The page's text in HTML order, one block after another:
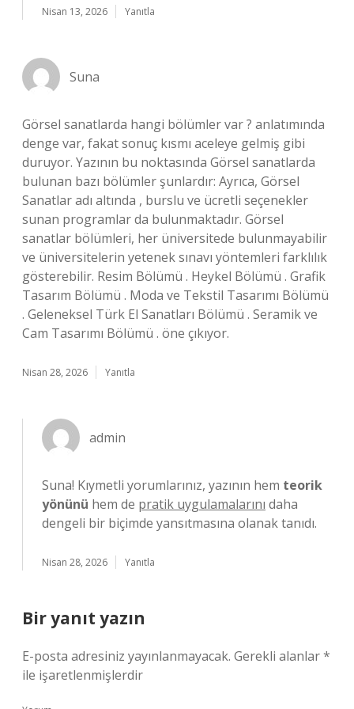
Nisan 13, 2026 Yanıtla
Suna
Görsel sanatlarda hangi bölümler var ? anlatımında
denge var, fakat sonuç kısmı aceleye gelmiş gibi
duruyor. Yazının bu noktasında Görsel sanatlarda
bulunan bazı bölümler şunlardır: Ayrıca, Görsel
Sanatlar adı altında , burslu ve ücretli seçenekler
sunan programlar da bulunmaktadır. Görsel
sanatlar bölümleri, her üniversitede bulunmayabilir
ve üniversitelerin yetenek sınavı yöntemleri farklılık
gösterebilir. Resim Bölümü . Heykel Bölümü . Grafik
Tasarım Bölümü . Moda ve Tekstil Tasarımı Bölümü
. Geleneksel Türk El Sanatları Bölümü . Seramik ve
Cam Tasarımı Bölümü . öne çıkıyor.
Nisan 28, 2026 Yanıtla
admin
Suna! Kıymetli yorumlarınız, yazının hem teorik
yönünü hem de pratik uygulamalarını daha
dengeli bir biçimde yansıtmasına olanak tanıdı.
Nisan 28, 2026 Yanıtla
Bir yanıt yazın
E-posta adresiniz yayınlanmayacak. Gerekli alanlar*
ile işaretlenmişlerdir